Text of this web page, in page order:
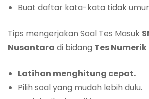
Buat daftar kata-kata tidak
Tips mengerjakan Soal Tes Masuk
Nusantara di bidang Tes Numerik
Latihan menghitung cepat.
Pilih soal yang mudah lebih dulu.